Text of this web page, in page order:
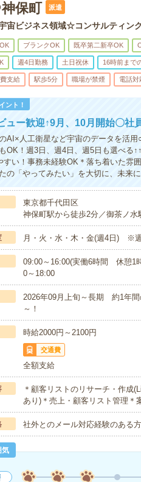
保町
派遣
宙ビジネス領域☆コンサルティン
ブランクOK 既卒第二新卒OK
週4日勤務 土日祝休 16時前まで
支給 駅歩5分 職場が禁煙 電話対
ント！
ュー歓迎↑9月、10月開始〇社
AI×人工衛星など宇宙のデータを活
OK！週3日、週4日、週5日も選べる
すい！事務未経験OK＊落ち着いた雰
の「やってみたい」を大切に、未来
東京都千代田区
神保町駅から徒歩2分／御茶ノ水
月・火・水・木・金(週4日) ※
09:00～16:00(実働6時間 休憩1
0～18:00
2026年09月上旬～長期 約1年
～！
時給2000円～2100円
交通費
全額支給
＊顧客リストのリサーチ・作成
あり)＊売上・顧客リスト管理＊
社外とのメール対応経験のある
気